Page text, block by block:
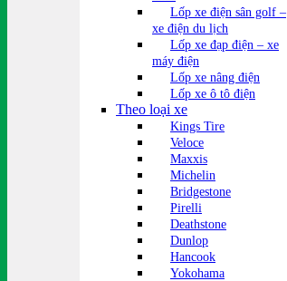
Lốp xe điện sân golf –
xe điện du lịch
Lốp xe đạp điện – xe
máy điện
Lốp xe nâng điện
Lốp xe ô tô điện
Theo loại xe
Kings Tire
Veloce
Maxxis
Michelin
Bridgestone
Pirelli
Deathstone
Dunlop
Hancook
Yokohama